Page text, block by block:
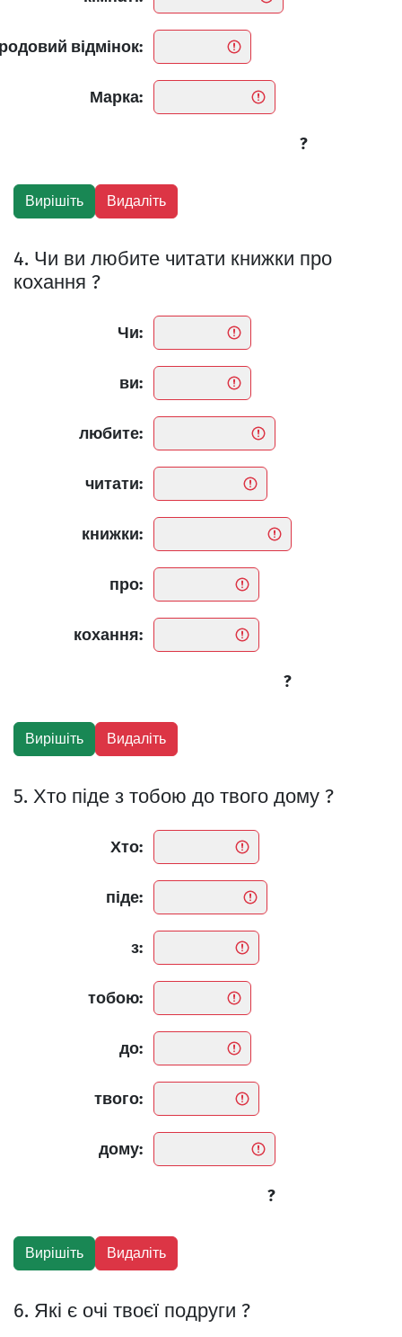
відмінок:
Марка:
?
4. Чи ви любите читати книжки про
кохання ?
Чи:
ви:
любите:
читати:
книжки:
про:
кохання:
?
5. Хто піде з тобою до твого дому ?
Хто:
піде:
з:
тобою:
до:
твого:
дому:
?
6. Які є очі твоєї подруги ?